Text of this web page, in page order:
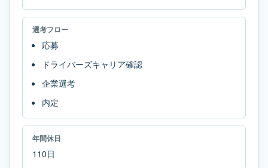
選考フロー
応募
ドライバーズキャリア確認
企業選考
内定
年間休日
110日